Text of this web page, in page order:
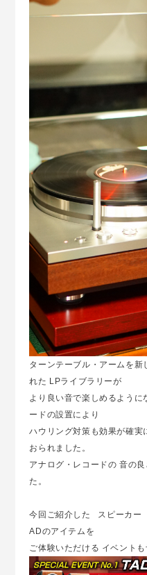
ターンテーブル・アームを新
れた LPライブラリーが
より良い音で楽しめるよう
ードの設置により
ハウリング対策も効果が確実
おられました。
アナログ・レコードの 音の
た。
今回ご紹介した スピーカ
ADのアイテムを
ご体験いただける イベントも